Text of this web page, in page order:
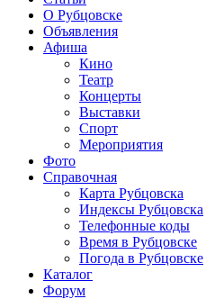
О Рубцовске
Объявления
Афиша
Кино
Театр
Концерты
Выставки
Спорт
Мероприятия
Фото
Справочная
Карта Рубцовска
Индексы Рубцовска
Телефонные коды
Время в Рубцовске
Погода в Рубцовске
Каталог
Форум